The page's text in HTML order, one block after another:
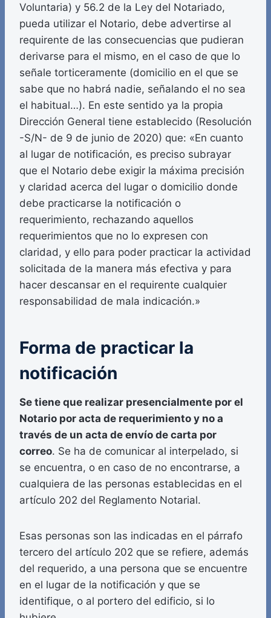
Voluntaria) y 56.2 de la Ley del Notariado,
pueda utilizar el Notario, debe advertirse al
requirente de las consecuencias que pudieran
derivarse para el mismo, en el caso de que lo
señale torticeramente (domicilio en el que se
sabe que no habrá nadie, señalando el no sea
el habitual…). En este sentido ya la propia
Dirección General tiene establecido (Resolución
-S/N- de 9 de junio de 2020) que: «En cuanto
al lugar de notificación, es preciso subrayar
que el Notario debe exigir la máxima precisión
y claridad acerca del lugar o domicilio donde
debe practicarse la notificación o
requerimiento, rechazando aquellos
requerimientos que no lo expresen con
claridad, y ello para poder practicar la actividad
solicitada de la manera más efectiva y para
hacer descansar en el requirente cualquier
responsabilidad de mala indicación.»
Forma de practicar la
notificación
Se tiene que realizar presencialmente por el
Notario por acta de requerimiento y no a
través de un acta de envío de carta por
correo. Se ha de comunicar al interpelado, si
se encuentra, o en caso de no encontrarse, a
cualquiera de las personas establecidas en el
artículo 202 del Reglamento Notarial.
Esas personas son las indicadas en el párrafo
tercero del artículo 202 que se refiere, además
del requerido, a una persona que se encuentre
en el lugar de la notificación y que se
identifique, o al portero del edificio, si lo